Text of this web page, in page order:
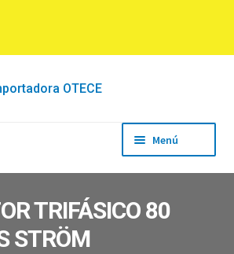
Menú
TRIFÁSICO 80
STRÖM